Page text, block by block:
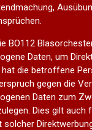
BO112
Daten, um
die betroffene
gegen die
Daten zum
Dies gilt auch